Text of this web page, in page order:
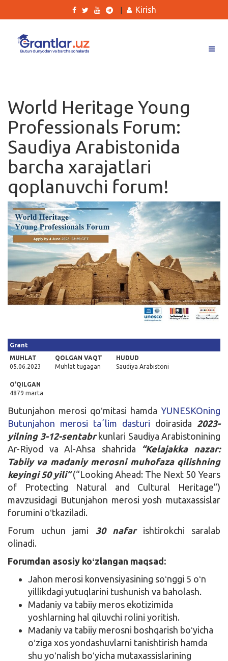
Ishlar
Kurslar
Blog
Yana
Qidirish
Kirish
Kirish
World Heritage Young
Professionals Forum:
Saudiya Arabistonida
barcha xarajatlari
qoplanuvchi forum!
Grant
MUHLAT
05.06.2023
QOLGAN VAQT
Muhlat tugagan
HUDUD
Saudiya Arabistoni
O'QILGAN
4879 marta
Butunjahon merosi qoʻmitasi hamda YUNESKOning
Butunjahon merosi taʼlim dasturi doirasida 2023-
yilning 3-12-sentabrkunlari Saudiya Arabistonining
Ar-Riyod va Al-Ahsa shahrida
“Kelajakka nazar:
Tabiiy va madaniy merosni muhofaza qilishning
keyingi 50 yili”(“Looking Ahead: The Next 50 Years
of Protecting Natural and Cultural Heritage”)
mavzusidagi Butunjahon merosi yosh mutaxassislar
forumini oʻtkaziladi.
Forum uchun jami 30 nafar
ishtirokchi saralab
olinadi.
Forumdan asosiy koʻzlangan maqsad:
Jahon merosi konvensiyasining soʻnggi 5 oʻn
yillikdagi yutuqlarini tushunish va baholash.
Madaniy va tabiiy meros ekotizimida
yoshlarning hal qiluvchi rolini yoritish.
Madaniy va tabiiy merosni boshqarish boʻyicha
oʻziga xos yondashuvlarni tanishtirish hamda
shu yoʻnalish boʻyicha mutaxassislarining